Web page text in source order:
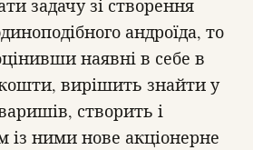
задачу зі створення
андроїда, то
наявні в себе в
вирішить знайти у
створить і
із ними нове акціонерне